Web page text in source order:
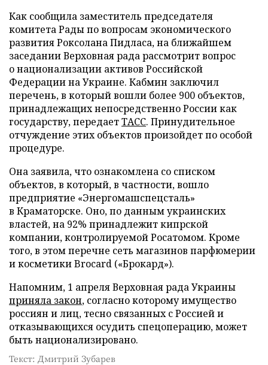
Как сообщила заместитель председателя
комитета Рады по вопросам экономического
развития Роксолана Пидласа, на ближайшем
заседании Верховная рада рассмотрит вопрос
о национализации активов Российской
Федерации на Украине. Кабмин заключил
перечень, в который вошли более 900 объектов,
принадлежащих непосредственно России как
государству, передаетТАСС. Принудительное
отчуждение этих объектов произойдет по особой
процедуре.
Она заявила, что ознакомлена со списком
объектов, в который, в частности, вошло
предприятие «Энергомашспецсталь»
в Краматорске. Оно, по данным украинских
властей, на 92% принадлежит кипрской
компании, контролируемой Росатомом. Кроме
того, в этом перечне сеть магазинов парфюмерии
и косметики Brocard («Брокард»).
Напомним, 1 апреля Верховная рада Украины
приняла закон, согласно которому имущество
россиян и лиц, тесно связанных с Россией и
отказывающихся осудить спецоперацию, может
быть национализировано.
Текст: Дмитрий Зубарев